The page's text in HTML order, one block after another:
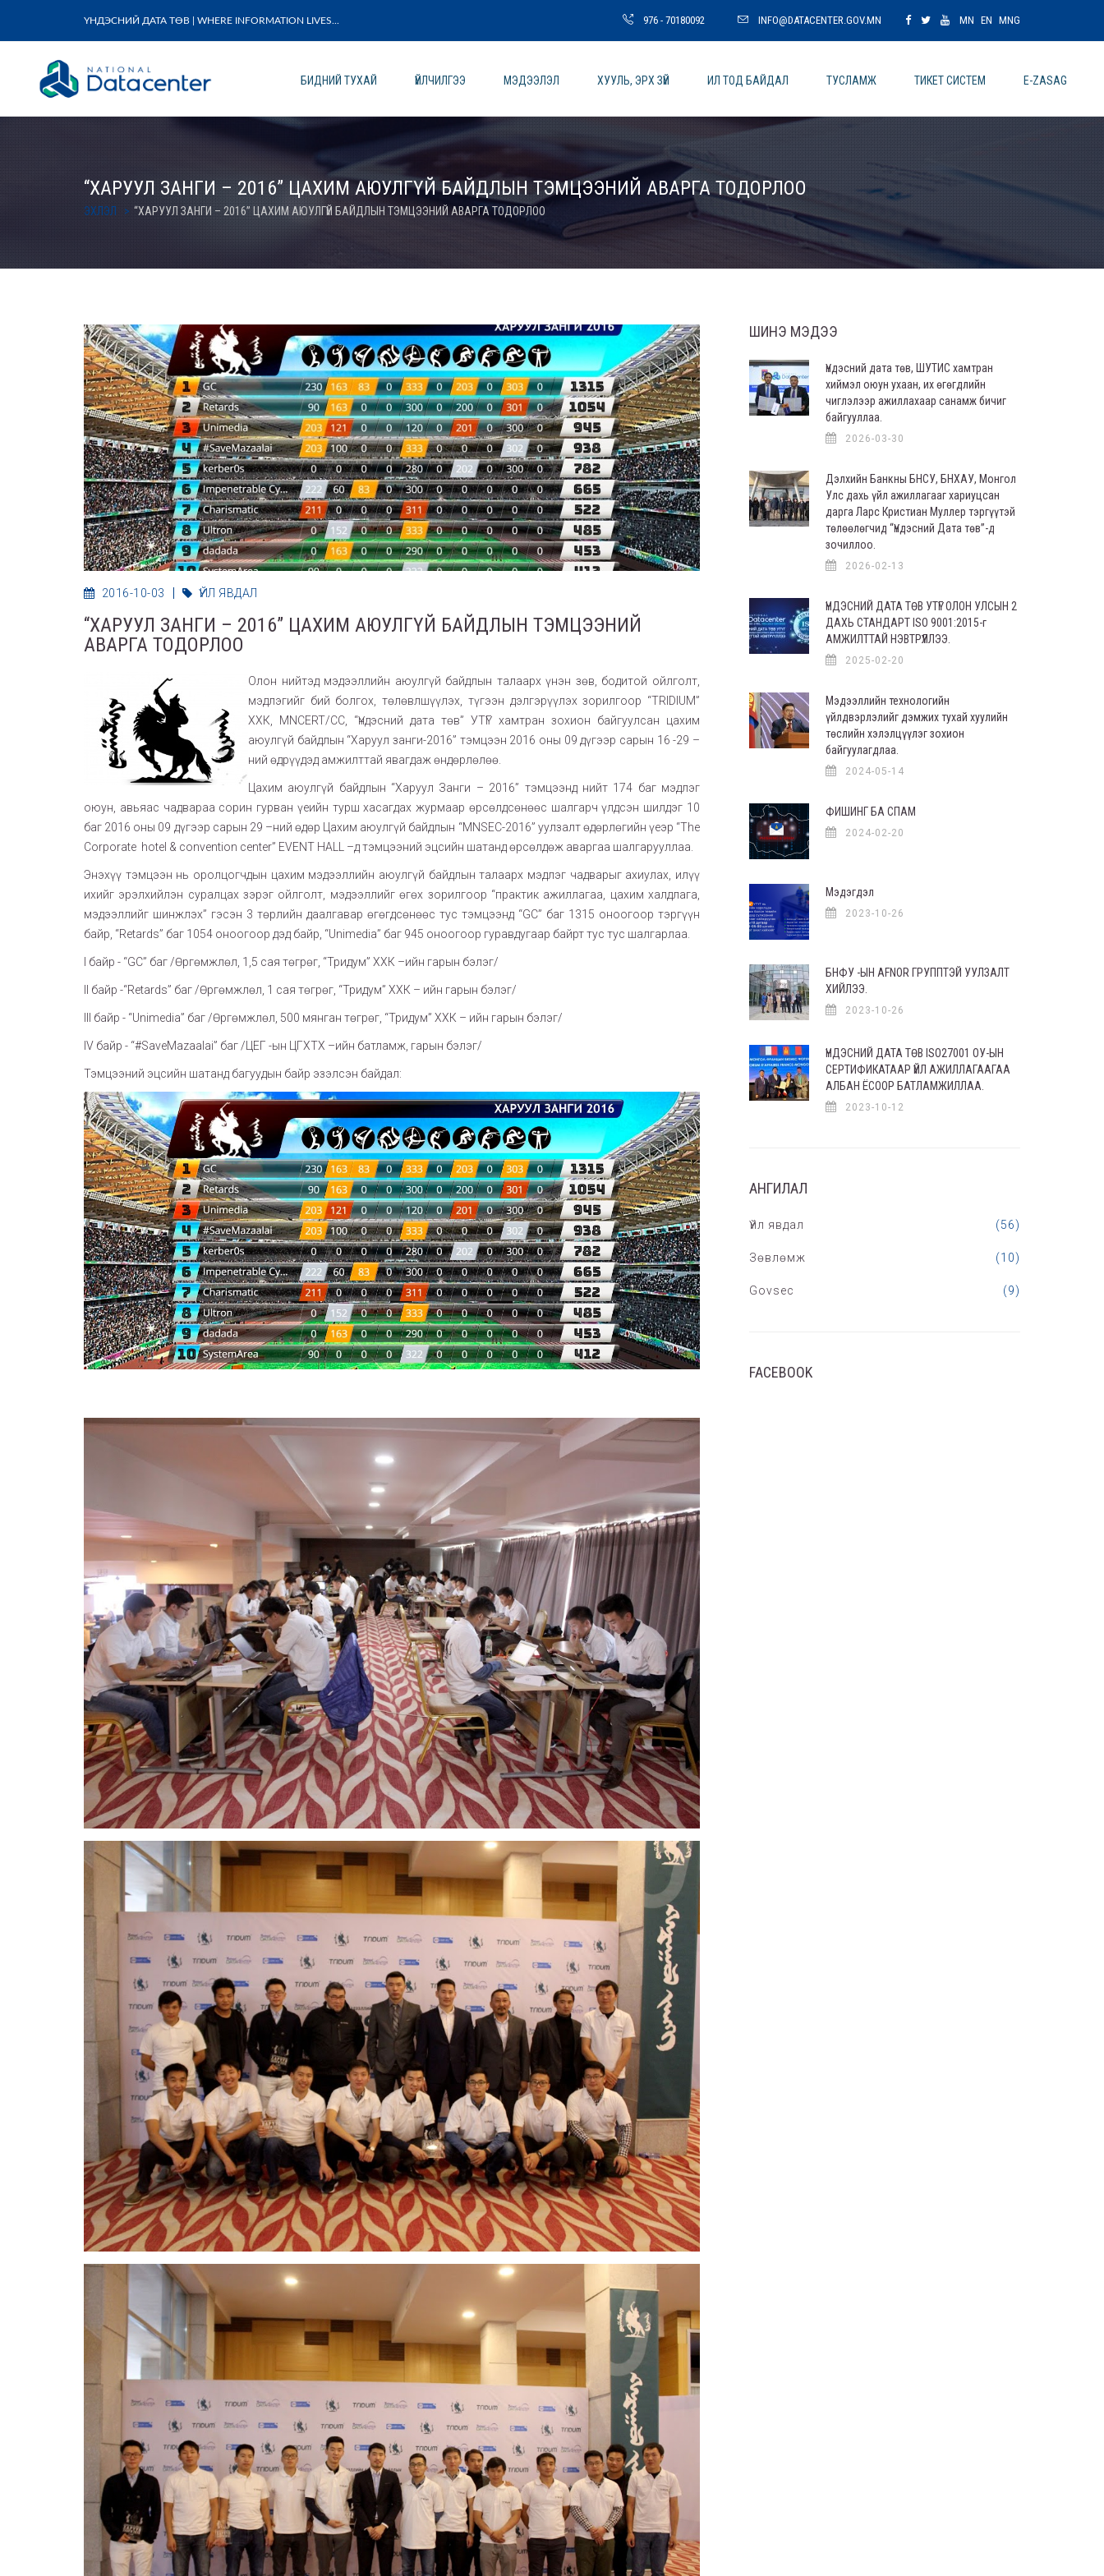
ҮНДЭСНИЙ ДАТА ТӨВ | WHERE INFORMATION LIVES... 976 - 70180092 INFO@DATACENTER.GOV.MN MN EN MNG
БИДНИЙ ТУХАЙ ҮЙЛЧИЛГЭЭ МЭДЭЭЛЭЛ ХУУЛЬ, ЭРХ ЗҮЙ ИЛ ТОД БАЙДАЛ ТУСЛАМЖ ТИКЕТ СИСТЕМ E-ZASAG
“ХАРУУЛ ЗАНГИ – 2016” ЦАХИМ АЮУЛГҮЙ БАЙДЛЫН ТЭМЦЭЭНИЙ АВАРГА ТОДОРЛОО
ЭХЛЭЛ “ХАРУУЛ ЗАНГИ – 2016” ЦАХИМ АЮУЛГҮЙ БАЙДЛЫН ТЭМЦЭЭНИЙ АВАРГА ТОДОРЛОО
2016-10-03 ҮЙЛ ЯВДАЛ
“ХАРУУЛ ЗАНГИ – 2016” ЦАХИМ АЮУЛГҮЙ БАЙДЛЫН ТЭМЦЭЭНИЙ
АВАРГА ТОДОРЛОО
Олон нийтэд мэдээллийн аюулгүй байдлын талаарх үнэн зөв, бодитой ойлголт,
мэдлэгийг бий болгох, төлөвлшүүлэх, түгээн дэлгэрүүлэх зорилгоор “TRIDIUM”
ХХК, MNCERT/CC, “Үндэсний дата төв” УТҮГ хамтран зохион байгуулсан цахим
аюулгүй байдлын “Харуул занги-2016” тэмцээн 2016 оны 09 дүгээр сарын 16 -29 –
ний өдрүүдэд амжилттай явагдаж өндөрлөлөө.
Цахим аюулгүй байдлын “Харуул Занги – 2016” тэмцээнд нийт 174 баг мэдлэг
оюун, авьяас чадвараа сорин гурван үеийн турш хасагдах журмаар өрсөлдсөнөөс шалгарч үлдсэн шилдэг 10
баг 2016 оны 09 дүгээр сарын 29 –ний өдөр Цахим аюулгүй байдлын “MNSEC-2016” уулзалт өдөрлөгийн үеэр “The
Corporate hotel & convention center” EVENT HALL –д тэмцээний эцсийн шатанд өрсөлдөж аваргаа шалгарууллаа.
Энэхүү тэмцээн нь оролцогчдын цахим мэдээллийн аюулгүй байдлын талаарх мэдлэг чадварыг ахиулах, илүү
ихийг эрэлхийлэн суралцах зэрэг ойлголт, мэдээллийг өгөх зорилгоор “практик ажиллагаа, цахим халдлага,
мэдээллийг шинжлэх” гэсэн 3 төрлийн даалгавар өгөгдсөнөөс тус тэмцээнд “GC” баг 1315 оноогоор тэргүүн
байр, “Retards” баг 1054 оноогоор дэд байр, “Unimedia” баг 945 оноогоор гуравдугаар байрт тус тус шалгарлаа.
I байр - “GC” баг /Өргөмжлөл, 1,5 сая төгрөг, “Тридум” ХХК –ийн гарын бэлэг/
II байр -“Retards” баг /Өргөмжлөл, 1 сая төгрөг, “Тридум” ХХК – ийн гарын бэлэг/
III байр - “Unimedia” баг /Өргөмжлөл, 500 мянган төгрөг, “Тридум” ХХК – ийн гарын бэлэг/
IV байр - “#SaveMazaalai” баг /ЦЕГ -ын ЦГХТХ –ийн батламж, гарын бэлэг/
Тэмцээний эцсийн шатанд багуудын байр эзэлсэн байдал:
ШИНЭ МЭДЭЭ
Үндэсний дата төв, ШУТИС хамтран
хиймэл оюун ухаан, их өгөгдлийн
чиглэлээр ажиллахаар санамж бичиг
байгууллаа.
2026-03-30
Дэлхийн Банкны БНСУ, БНХАУ, Монгол
Улс дахь үйл ажиллагааг хариуцсан
дарга Ларс Кристиан Муллер тэргүүтэй
төлөөлөгчид “Үндэсний Дата төв”-д
зочиллоо.
2026-02-13
ҮНДЭСНИЙ ДАТА ТӨВ УТҮГ ОЛОН УЛСЫН 2
ДАХЬ СТАНДАРТ ISO 9001:2015-г
АМЖИЛТТАЙ НЭВТРҮҮЛЛЭЭ.
2025-02-20
Мэдээллийн технологийн
үйлдвэрлэлийг дэмжих тухай хуулийн
төслийн хэлэлцүүлэг зохион
байгуулагдлаа.
2024-05-14
ФИШИНГ БА СПАМ
2024-02-20
Мэдэгдэл
2023-10-26
БНФУ -ЫН AFNOR ГРУППТЭЙ УУЛЗАЛТ
ХИЙЛЭЭ.
2023-10-26
ҮНДЭСНИЙ ДАТА ТӨВ ISO27001 ОУ-ЫН
СЕРТИФИКАТААР ҮЙЛ АЖИЛЛАГААГАА
АЛБАН ЁСООР БАТЛАМЖИЛЛАА.
2023-10-12
АНГИЛАЛ
Үйл явдал (56)
Зөвлөмж (10)
Govsec (9)
FACEBOOK